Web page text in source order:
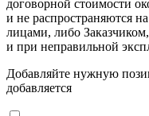
договорной стоимости
и не распространяются
лицами, либо
и при неправильной
Добавляйте нужную
добавляется